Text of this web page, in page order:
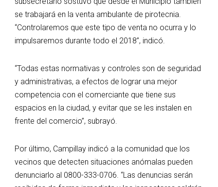
se trabajará en la venta ambulante de pirotecnia.
“Controlaremos que este tipo de venta no ocurra y lo
impulsaremos durante todo el 2018”, indicó.
“Todas estas normativas y controles son de seguridad
y administrativas, a efectos de lograr una mejor
competencia con el comerciante que tiene sus
espacios en la ciudad, y evitar que se les instalen en
frente del comercio”, subrayó.
Por último, Campillay indicó a la comunidad que los
vecinos que detecten situaciones anómalas pueden
denunciarlo al 0800-333-0706. “Las denuncias serán